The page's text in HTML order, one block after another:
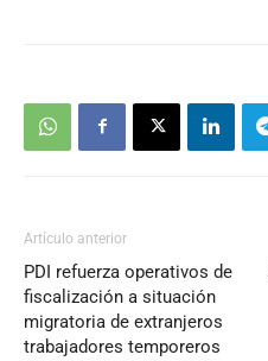
Artículo anterior
PDI refuerza operativos de
fiscalización a situación
migratoria de extranjeros
trabajadores temporeros